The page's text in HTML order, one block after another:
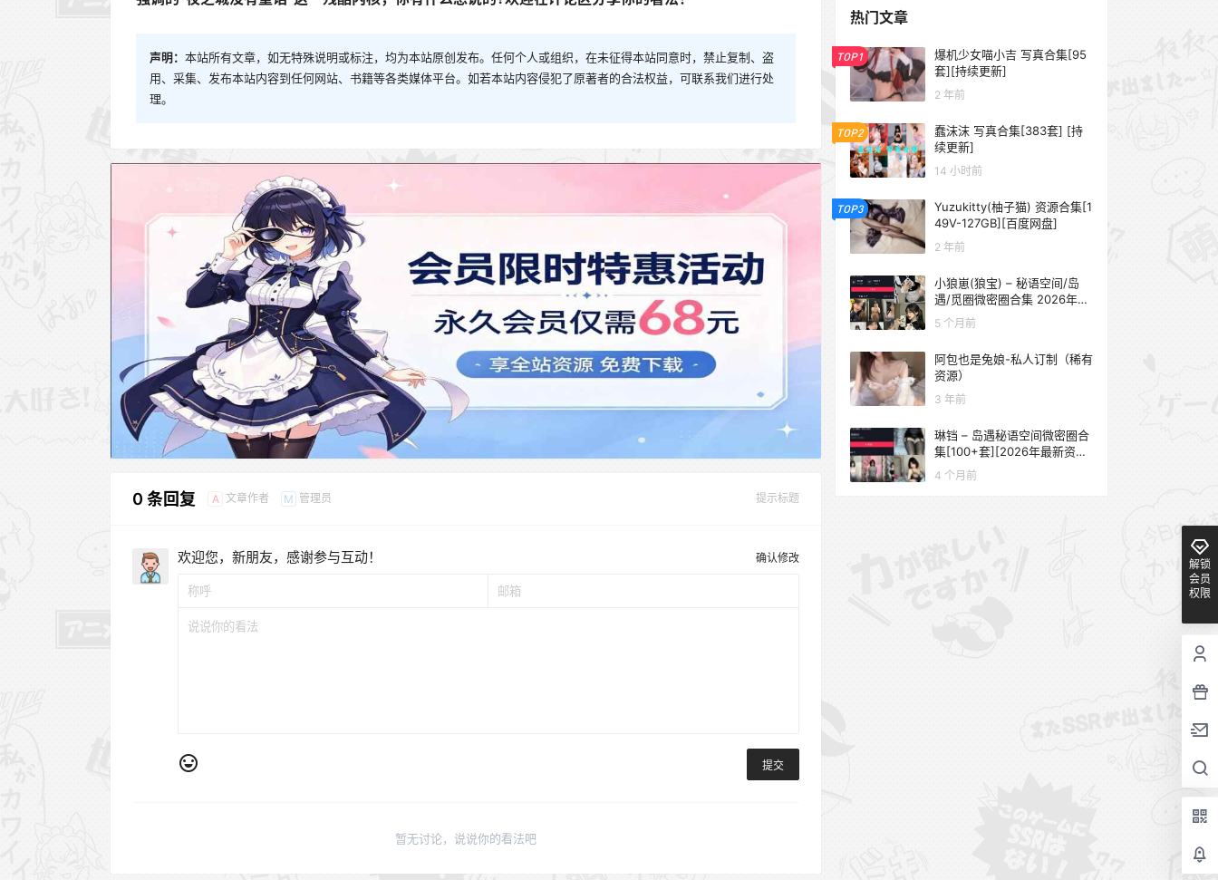
声明： 本站所有文章，如无特殊说明或标注，均为本站原创发布。任何个人或组织，在未征得本站同意时，禁止复制、盗
用、采集、发布本站内容到任何网站、书籍等各类媒体平台。如若本站内容侵犯了原著者的合法权益，可联系我们进行处
理。
0 条回复 A 文章作者 M 管理员 提示标题
欢迎您，新朋友，感谢参与互动！ 确认修改
提交
暂无讨论，说说你的看法吧
热门文章
TOP1
爆机少女喵小吉 写真合集[95
套][持续更新]
2 年前
TOP2
蠢沫沫 写真合集[383套] [持
续更新]
14 小时前
TOP3
Yuzukitty(柚子猫) 资源合集[1
49V-127GB][百度网盘]
2 年前
小狼崽(狼宝) – 秘语空间/岛
遇/觅圈微密圈合集 2026年抖
音资源更新中
5 个月前
阿包也是兔娘-私人订制（稀有
资源）
3 年前
琳铛 – 岛遇秘语空间微密圈合
集[100+套][2026年最新资源
更新中]
4 个月前
解锁
会员
权限